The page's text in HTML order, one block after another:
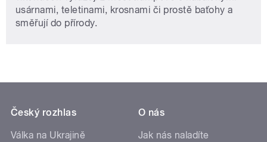
usárnami, teletinami, krosnami či prostě baťohy a
směřují do přírody.
Český rozhlas
Válka na Ukrajině
O nás
Jak nás naladíte